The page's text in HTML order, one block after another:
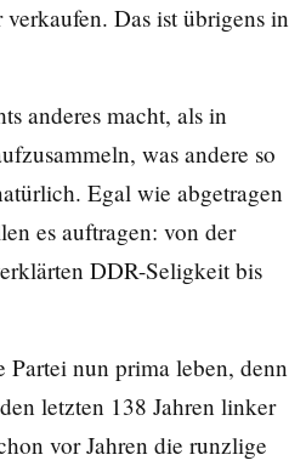
Das ist übrigens in
anderes macht, als in
was andere so
Egal wie abgetragen
es auftragen: von der
DDR-Seligkeit bis
nun prima leben, denn
letzten 138 Jahren linker
vor Jahren die runzlige